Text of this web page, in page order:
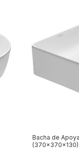
Bacha de
(370x370x130)